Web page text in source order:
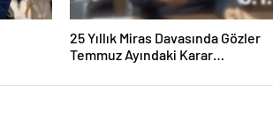
25 Yıllık Miras Davasında Gözler
Temmuz Ayındaki Karar